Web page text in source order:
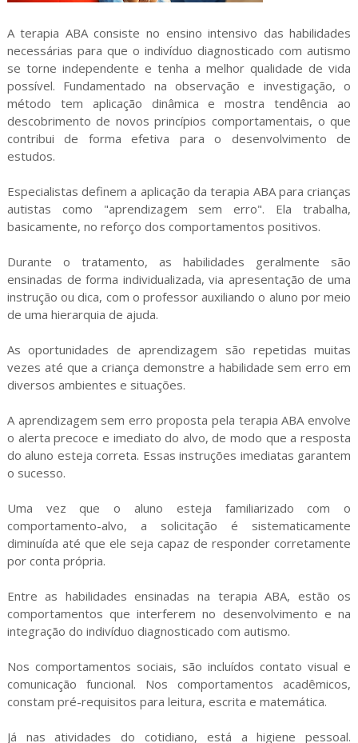
A terapia ABA consiste no ensino intensivo das habilidades
necessárias para que o indivíduo diagnosticado com autismo
se torne independente e tenha a melhor qualidade de vida
possível. Fundamentado na observação e investigação, o
método tem aplicação dinâmica e mostra tendência ao
descobrimento de novos princípios comportamentais, o que
contribui de forma efetiva para o desenvolvimento de
estudos.
Especialistas definem a aplicação da terapia ABA para crianças
autistas como "aprendizagem sem erro". Ela trabalha,
basicamente, no reforço dos comportamentos positivos.
Durante o tratamento, as habilidades geralmente são
ensinadas de forma individualizada, via apresentação de uma
instrução ou dica, com o professor auxiliando o aluno por meio
de uma hierarquia de ajuda.
As oportunidades de aprendizagem são repetidas muitas
vezes até que a criança demonstre a habilidade sem erro em
diversos ambientes e situações.
A aprendizagem sem erro proposta pela terapia ABA envolve
o alerta precoce e imediato do alvo, de modo que a resposta
do aluno esteja correta. Essas instruções imediatas garantem
o sucesso.
Uma vez que o aluno esteja familiarizado com o
comportamento-alvo, a solicitação é sistematicamente
diminuída até que ele seja capaz de responder corretamente
por conta própria.
Entre as habilidades ensinadas na terapia ABA, estão os
comportamentos que interferem no desenvolvimento e na
integração do indivíduo diagnosticado com autismo.
Nos comportamentos sociais, são incluídos contato visual e
comunicação funcional. Nos comportamentos acadêmicos,
constam pré-requisitos para leitura, escrita e matemática.
Já nas atividades do cotidiano, está a higiene pessoal.